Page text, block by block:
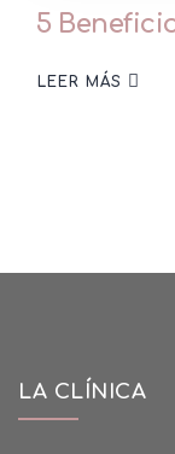
5
LEER MÁS
LA CLÍNICA